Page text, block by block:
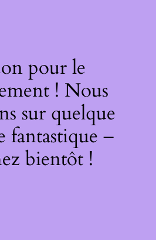
pour le
! Nous
sur quelque
fantastique –
bientôt !